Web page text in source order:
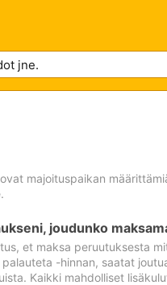
majoituspaikan
joudunko
et maksa peruutuksesta
-hinnan, saatat
Kaikki mahdolliset